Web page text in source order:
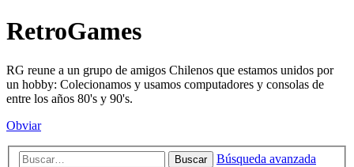
RetroGames
RG reune a un grupo de amigos Chilenos que estamos unidos por
un hobby: Colecionamos y usamos computadores y consolas de
entre los años 80's y 90's.
Obviar
Buscar Búsqueda avanzada